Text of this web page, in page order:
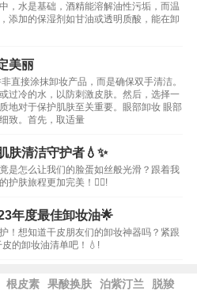
，水是基础，酒精能溶解油性污垢，而温
添加的保湿剂如甘油或透明质酸，能在卸
美丽
直接涂抹卸妆产品，而是确保双手清洁。
过冷的水，以防刺激皮肤。然后，选择一
地对于保护肌肤至关重要。眼部卸妆 眼部
致。首先，取适量
肤清洁守护者💧✨
是怎么让我们的脸蛋如丝般光滑？跟着我
护肤旅程更加完美！💆‍♀️!
年度最佳卸妆油🌟
！想知道干皮朋友们的卸妆神器吗？紧跟
的卸妆油清单吧！💧!
根皮素 果酸换肤 泊紫汀兰
脱羧